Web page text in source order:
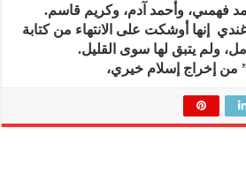
فهمىي، وأحمد آدم، وكريم قاسم.
إنها أوشكت على الانتهاء من كتابة
ولم يتبق لها سوى القليل.
إخراج إسلام خيري،